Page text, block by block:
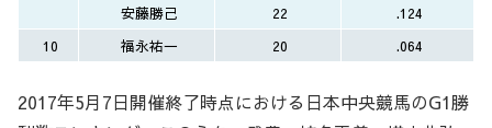
安藤勝己
22
.124
10
福永祐一 20 .064
2017年5月7日開催終了時点における日本中央競馬のG1勝